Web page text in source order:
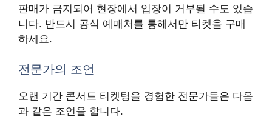
판매가 금지되어 현장에서 입장이 거부될 수도 있습
니다. 반드시 공식 예매처를 통해서만 티켓을 구매
하세요.
전문가의 조언
오랜 기간 콘서트 티켓팅을 경험한 전문가들은 다음
과 같은 조언을 합니다.